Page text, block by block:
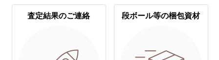
査定結果のご連絡 段ボール等の梱包資材